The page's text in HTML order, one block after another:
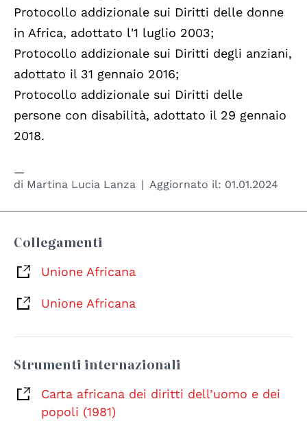
Protocollo addizionale sui Diritti delle donne
in Africa, adottato l'1 luglio 2003;
Protocollo addizionale sui Diritti degli anziani,
adottato il 31 gennaio 2016;
Protocollo addizionale sui Diritti delle
persone con disabilità, adottato il 29 gennaio
2018.
di Martina Lucia Lanza Aggiornato il: 01.01.2024
Collegamenti
Unione Africana
Unione Africana
Strumenti internazionali
Carta africana dei diritti dell’uomo e dei
popoli (1981)